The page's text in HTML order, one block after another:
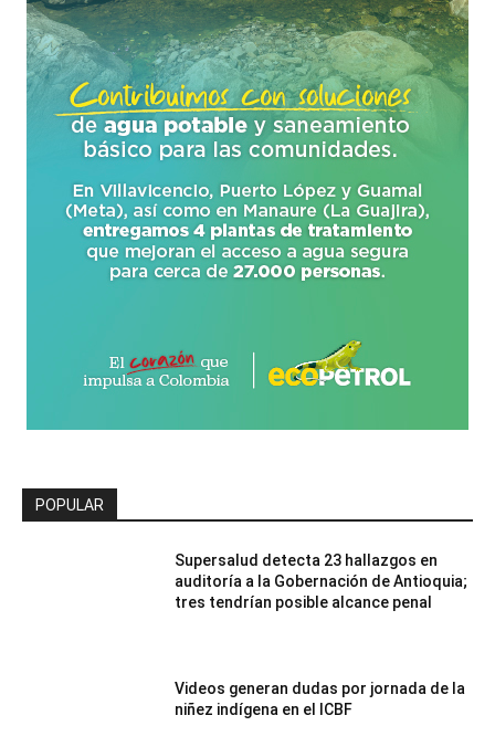
POPULAR
Supersalud detecta 23 hallazgos en
auditoría a la Gobernación de Antioquia;
tres tendrían posible alcance penal
Videos generan dudas por jornada de la
niñez indígena en el ICBF